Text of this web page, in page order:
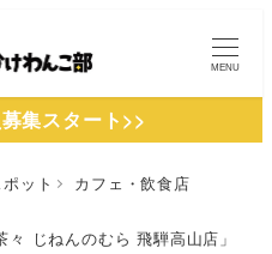
MENU
集スタート>>
ット
カフェ・飲食店
々 じねんのむら 飛騨高山店」